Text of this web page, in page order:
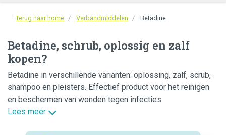
Terug naar home Verbandmiddelen Betadine
Betadine, schrub, oplossig en zalf
kopen?
Betadine in verschillende varianten: oplossing, zalf, scrub,
shampoo en pleisters. Effectief product voor het reinigen
en beschermen van wonden tegen infecties
Lees meer